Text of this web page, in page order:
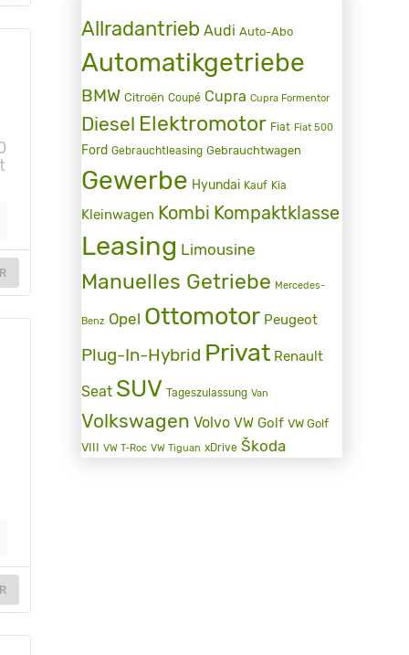
Allradantrieb Audi Auto-Abo
Automatikgetriebe
BMW Citroën Coupé Cupra Cupra Formentor
Diesel Elektromotor Fiat Fiat 500
Ford Gebrauchtleasing Gebrauchtwagen
Gewerbe Hyundai Kauf Kia
Kleinwagen Kombi Kompaktklasse
Leasing Limousine
Manuelles Getriebe Mercedes-
Benz Opel Ottomotor Peugeot
Plug-In-Hybrid Privat Renault
Seat SUV Tageszulassung Van
Volkswagen Volvo VW Golf VW Golf
VIII VW T-Roc VW Tiguan xDrive Škoda